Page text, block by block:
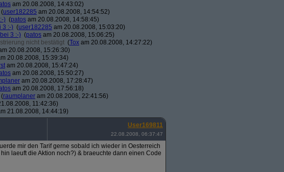
am 20.08.2008, 14:43:02)
(user182285 am 20.08.2008, 14:54:52)
) (patos am 20.08.2008, 14:58:45)
3 :-) (user182285 am 20.08.2008, 15:03:20)
3 :-) (patos am 20.08.2008, 15:06:25)
nicht bestätigt (Tox am 20.08.2008, 14:27:22)
20.08.2008, 15:26:30)
20.08.2008, 15:39:34)
am 20.08.2008, 15:47:24)
am 20.08.2008, 15:50:27)
am 20.08.2008, 17:28:47)
am 20.08.2008, 17:56:18)
(raumplaner am 20.08.2008, 22:41:56)
11:42:36)
21.08.2008, 14:44:19)
User169811
22.08.2008, 06:37:47
mir den Tarif gerne sobald ich wieder in Oesterreich
laeuft die Aktion noch?) & braeuchte dann einen Code